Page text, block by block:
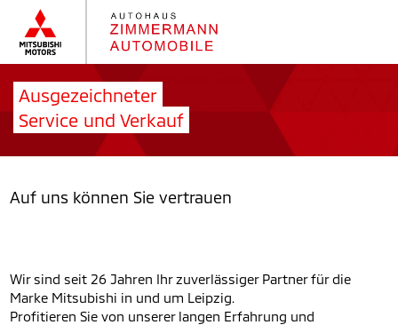
Ausgezeichneter
Service und Verkauf
Auf uns können Sie vertrauen
Wir sind seit 26 Jahren Ihr zuverlässiger Partner für die
Marke Mitsubishi in und um Leipzig.
Profitieren Sie von unserer langen Erfahrung und